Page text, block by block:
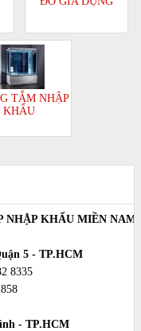
TẮM NHẬP
KHẨU
NHẬP KHẨU MIỀN NAM
5 - TP.HCM
8335
- TP.HCM